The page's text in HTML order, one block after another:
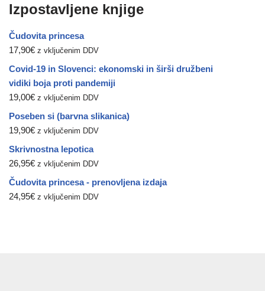
Izpostavljene knjige
Čudovita princesa
17,90€ z vključenim DDV
Covid-19 in Slovenci: ekonomski in širši družbeni
vidiki boja proti pandemiji
19,00€ z vključenim DDV
Poseben si (barvna slikanica)
19,90€ z vključenim DDV
Skrivnostna lepotica
26,95€ z vključenim DDV
Čudovita princesa - prenovljena izdaja
24,95€ z vključenim DDV